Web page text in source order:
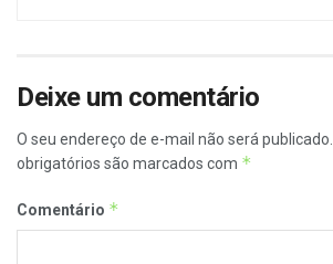
Deixe um comentário
O seu endereço de e-mail não será publicado.
obrigatórios são marcados com *
Comentário *